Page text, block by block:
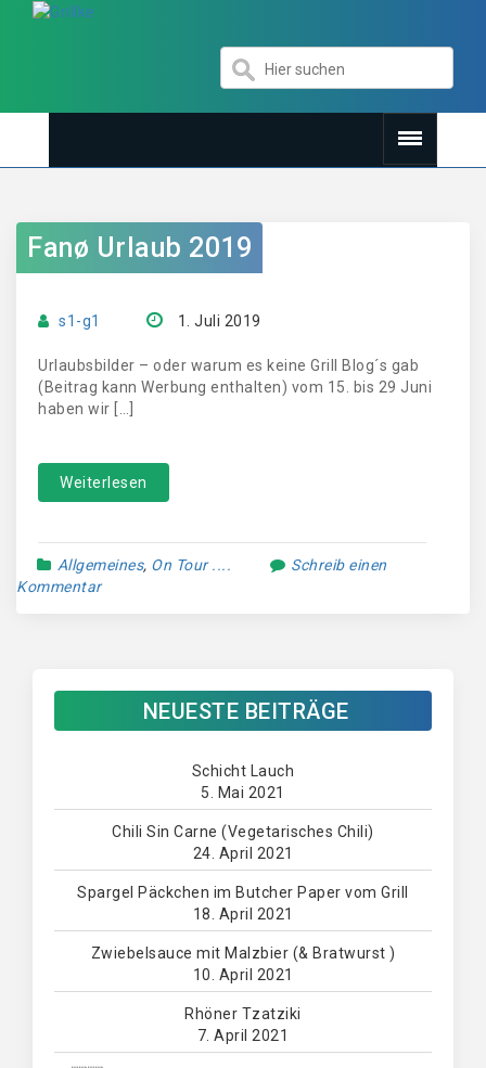
Fanø Urlaub 2019
s1-g1 1. Juli 2019
Urlaubsbilder – oder warum es keine Grill Blog´s gab
(Beitrag kann Werbung enthalten) vom 15. bis 29 Juni
haben wir […]
Weiterlesen
Allgemeines, On Tour ....
Schreib einen
Kommentar
NEUESTE BEITRÄGE
Schicht Lauch
5. Mai 2021
Chili Sin Carne (Vegetarisches Chili)
24. April 2021
Spargel Päckchen im Butcher Paper vom Grill
18. April 2021
Zwiebelsauce mit Malzbier (& Bratwurst )
10. April 2021
Rhöner Tzatziki
7. April 2021